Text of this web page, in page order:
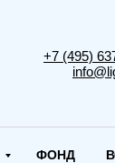
+7 (495)
ФОНД